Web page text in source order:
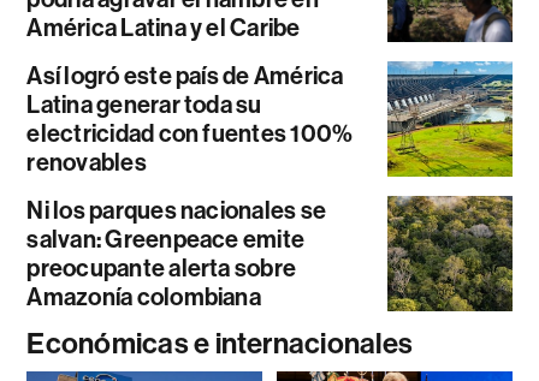
América Latina y el Caribe
Así logró este país de América
Latina generar toda su
electricidad con fuentes 100%
renovables
Ni los parques nacionales se
salvan: Greenpeace emite
preocupante alerta sobre
Amazonía colombiana
Económicas e internacionales